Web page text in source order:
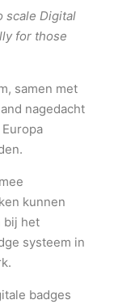
scale Digital
for those
samen met
nagedacht
kunnen
bij het
systeem in
badges